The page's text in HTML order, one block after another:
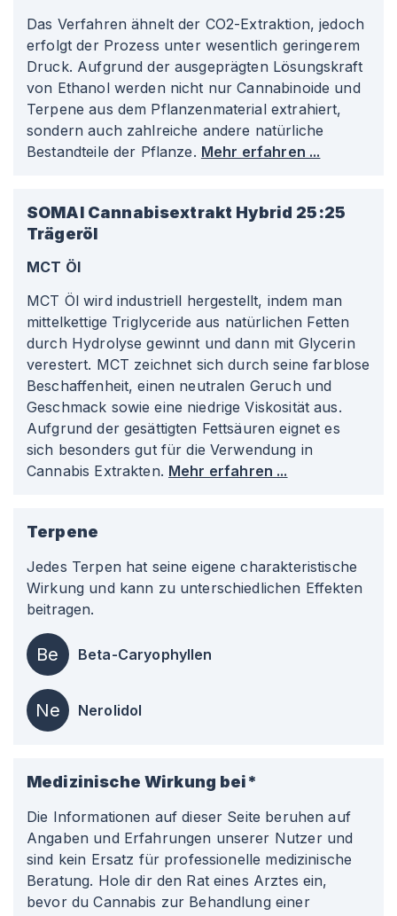
Das Verfahren ähnelt der CO2-Extraktion, jedoch
erfolgt der Prozess unter wesentlich geringerem
Druck. Aufgrund der ausgeprägten Lösungskraft
von Ethanol werden nicht nur Cannabinoide und
Terpene aus dem Pflanzenmaterial extrahiert,
sondern auch zahlreiche andere natürliche
Bestandteile der Pflanze. Mehr erfahren ...
SOMAI Cannabisextrakt Hybrid 25:25
Trägeröl
MCT Öl
MCT Öl wird industriell hergestellt, indem man
mittelkettige Triglyceride aus natürlichen Fetten
durch Hydrolyse gewinnt und dann mit Glycerin
verestert. MCT zeichnet sich durch seine farblose
Beschaffenheit, einen neutralen Geruch und
Geschmack sowie eine niedrige Viskosität aus.
Aufgrund der gesättigten Fettsäuren eignet es
sich besonders gut für die Verwendung in
Cannabis Extrakten. Mehr erfahren ...
Terpene
Jedes Terpen hat seine eigene charakteristische
Wirkung und kann zu unterschiedlichen Effekten
beitragen.
Be Beta-Caryophyllen
Ne Nerolidol
Medizinische Wirkung bei*
Die Informationen auf dieser Seite beruhen auf
Angaben und Erfahrungen unserer Nutzer und
sind kein Ersatz für professionelle medizinische
Beratung. Hole dir den Rat eines Arztes ein,
bevor du Cannabis zur Behandlung einer